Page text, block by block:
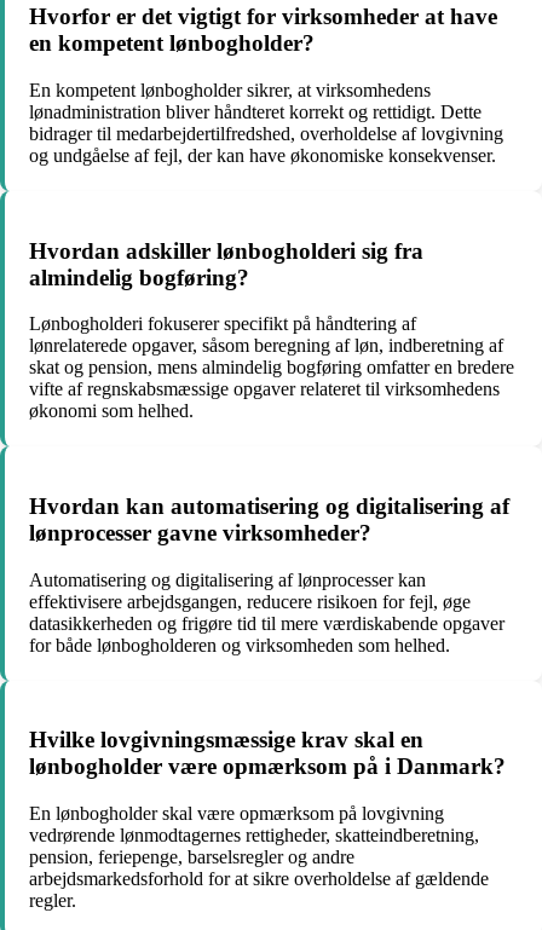
Hvorfor er det vigtigt for virksomheder at have
en kompetent lønbogholder?
En kompetent lønbogholder sikrer, at virksomhedens
lønadministration bliver håndteret korrekt og rettidigt. Dette
bidrager til medarbejdertilfredshed, overholdelse af lovgivning
og undgåelse af fejl, der kan have økonomiske konsekvenser.
Hvordan adskiller lønbogholderi sig fra
almindelig bogføring?
Lønbogholderi fokuserer specifikt på håndtering af
lønrelaterede opgaver, såsom beregning af løn, indberetning af
skat og pension, mens almindelig bogføring omfatter en bredere
vifte af regnskabsmæssige opgaver relateret til virksomhedens
økonomi som helhed.
Hvordan kan automatisering og digitalisering af
lønprocesser gavne virksomheder?
Automatisering og digitalisering af lønprocesser kan
effektivisere arbejdsgangen, reducere risikoen for fejl, øge
datasikkerheden og frigøre tid til mere værdiskabende opgaver
for både lønbogholderen og virksomheden som helhed.
Hvilke lovgivningsmæssige krav skal en
lønbogholder være opmærksom på i Danmark?
En lønbogholder skal være opmærksom på lovgivning
vedrørende lønmodtagernes rettigheder, skatteindberetning,
pension, feriepenge, barselsregler og andre
arbejdsmarkedsforhold for at sikre overholdelse af gældende
regler.